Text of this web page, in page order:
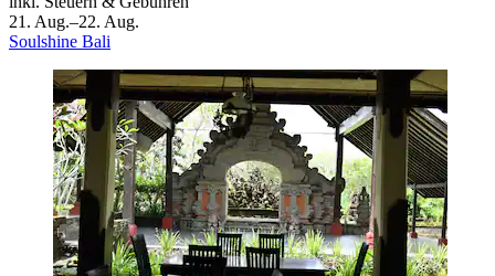
21. Aug.–22. Aug.
Soulshine Bali